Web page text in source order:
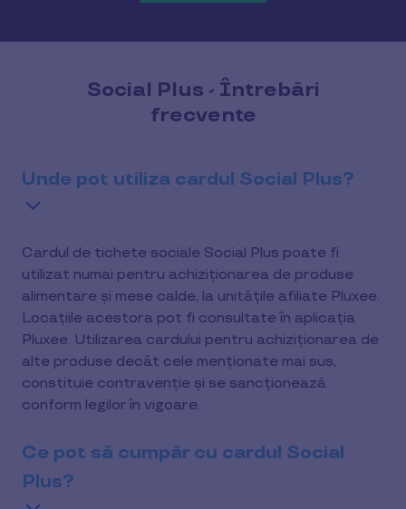
Social Plus - Întrebări
frecvente
Unde pot utiliza cardul Social Plus?
Cardul de tichete sociale Social Plus poate fi
utilizat numai pentru achiziționarea de produse
alimentare și mese calde, la unitățile afiliate Pluxee.
Locațiile acestora pot fi consultate în aplicația
Pluxee. Utilizarea cardului pentru achiziționarea de
alte produse decât cele menționate mai sus,
constituie contravenție și se sancționează
conform legilor în vigoare.
Ce pot să cumpăr cu cardul Social
Plus?